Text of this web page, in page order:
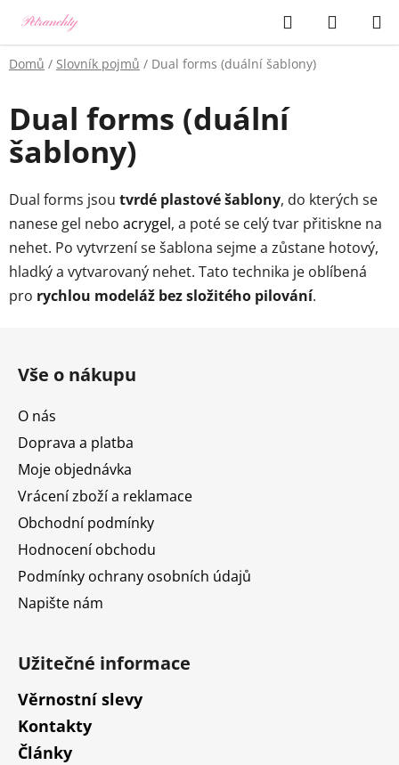
obsah
Hledat
KOŠÍK
Domů / Slovník pojmů / Dual forms (duální šablony)
Dual forms (duální
šablony)
Dual forms jsou tvrdé plastové šablony, do kterých se
nanese gel nebo acrygel, a poté se celý tvar přitiskne na
nehet. Po vytvrzení se šablona sejme a zůstane hotový,
hladký a vytvarovaný nehet. Tato technika je oblíbená
pro rychlou modeláž bez složitého pilování.
Vše o nákupu
O nás
Doprava a platba
Moje objednávka
Vrácení zboží a reklamace
Obchodní podmínky
Hodnocení obchodu
Podmínky ochrany osobních údajů
Napište nám
Užitečné informace
Věrnostní slevy
Kontakty
Články